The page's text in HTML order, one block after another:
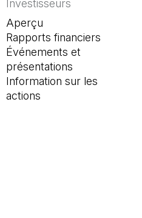
Investisseurs
Aperçu
Rapports financiers
Événements et
présentations
Information sur les
actions